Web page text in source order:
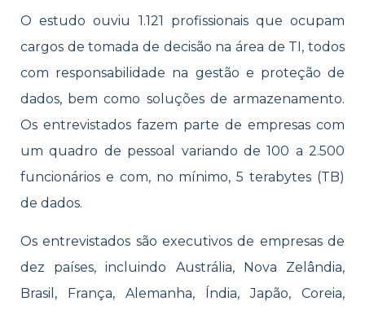
O estudo ouviu 1.121 profissionais que ocupam
cargos de tomada de decisão na área de TI, todos
com responsabilidade na gestão e proteção de
dados, bem como soluções de armazenamento.
Os entrevistados fazem parte de empresas com
um quadro de pessoal variando de 100 a 2.500
funcionários e com, no mínimo, 5 terabytes (TB)
de dados.
Os entrevistados são executivos de empresas de
dez países, incluindo Austrália, Nova Zelândia,
Brasil, França, Alemanha, Índia, Japão, Coreia,